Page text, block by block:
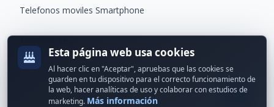
Telefonos moviles Smartphone
Recibe ofertas exclusivas y novedades.
Esta página web usa cookies
Al hacer clic en "Aceptar", apruebas que las cookies se
guarden en tu dispositivo para el correcto funcionamiento de
la web, hacer analíticas de uso y colaborar con estudios de
marketing. Más información